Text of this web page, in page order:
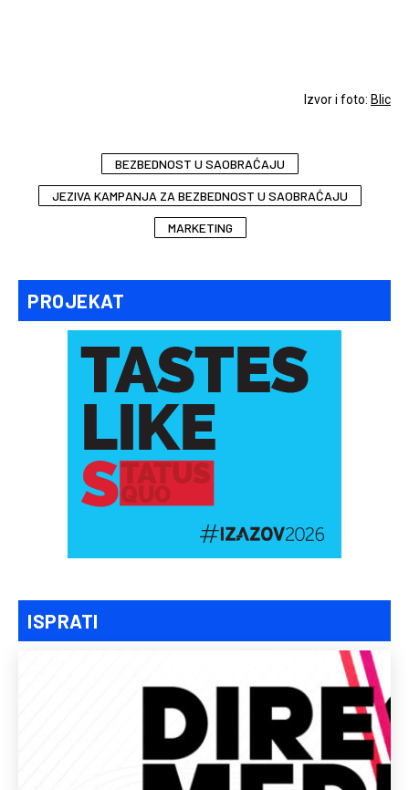
PROJEKAT
ISPRATI
Izvor i foto: Blic
BEZBEDNOST U SAOBRAĆAJU
JEZIVA KAMPANJA ZA BEZBEDNOST U SAOBRAĆAJU
MARKETING